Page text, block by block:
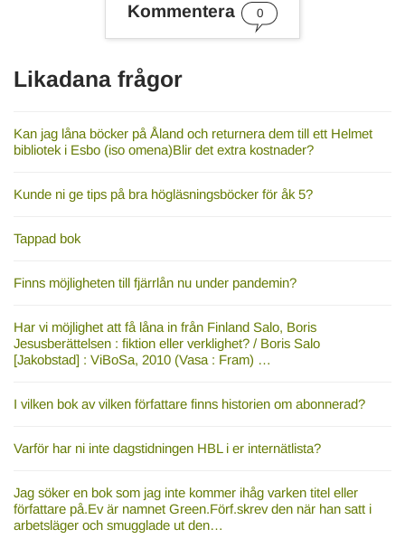
Kommentera 0
Likadana frågor
Kan jag låna böcker på Åland och returnera dem till ett Helmet
bibliotek i Esbo (iso omena)Blir det extra kostnader?
Kunde ni ge tips på bra högläsningsböcker för åk 5?
Tappad bok
Finns möjligheten till fjärrlån nu under pandemin?
Har vi möjlighet att få låna in från Finland Salo, Boris
Jesusberättelsen : fiktion eller verklighet? / Boris Salo
[Jakobstad] : ViBoSa, 2010 (Vasa : Fram) …
I vilken bok av vilken författare finns historien om abonnerad?
Varför har ni inte dagstidningen HBL i er internätlista?
Jag söker en bok som jag inte kommer ihåg varken titel eller
författare på.Ev är namnet Green.Förf.skrev den när han satt i
arbetsläger och smugglade ut den…